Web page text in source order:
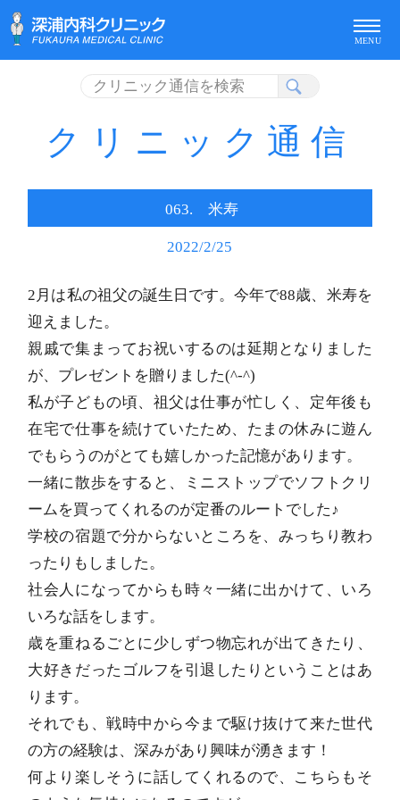
Search
for:
クリニック通信
063. 米寿
2022/2/25
2月は私の祖父の誕生日です。今年で88歳、米寿を
迎えました。
親戚で集まってお祝いするのは延期となりました
が、プレゼントを贈りました(^-^)
私が子どもの頃、祖父は仕事が忙しく、定年後も
在宅で仕事を続けていたため、たまの休みに遊ん
でもらうのがとても嬉しかった記憶があります。
一緒に散歩をすると、ミニストップでソフトクリ
ームを買ってくれるのが定番のルートでした♪
学校の宿題で分からないところを、みっちり教わ
ったりもしました。
社会人になってからも時々一緒に出かけて、いろ
いろな話をします。
歳を重ねるごとに少しずつ物忘れが出てきたり、
大好きだったゴルフを引退したりということはあ
ります。
それでも、戦時中から今まで駆け抜けて来た世代
の方の経験は、深みがあり興味が湧きます！
何より楽しそうに話してくれるので、こちらもそ